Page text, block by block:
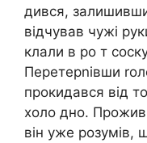
дився,
відчував чужі
клали в ро т
Перетерnівши
прокидався від
холо дно.
він уже розумів,